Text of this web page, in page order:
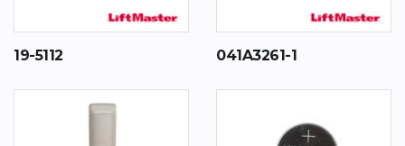
19-5112 041A3261-1